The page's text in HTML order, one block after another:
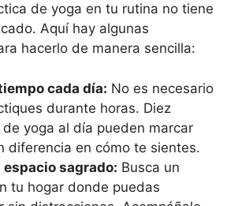
de yoga en tu rutina no tiene
Aquí hay algunas
hacerlo de manera sencilla:
cada día: No es necesario
durante horas. Diez
yoga al día pueden marcar
diferencia en cómo te sientes.
espacio sagrado: Busca un
tu hogar donde puedas